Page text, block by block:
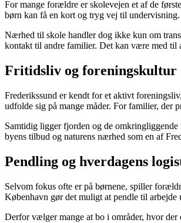
For mange forældre er skolevejen et af de
børn kan få en kort og tryg vej til
Nærhed til skole handler dog ikke kun om
kontakt til andre familier. Det kan være med til
Fritidsliv og foreningskultur
Frederikssund er kendt for et aktivt
udfolde sig på mange måder. For familier, der
Samtidig ligger fjorden og de
byens tilbud og naturens nærhed som en af
Pendling og hverdagens
Selvom fokus ofte er på børnene, spiller
København gør det muligt at pendle til
Derfor vælger mange at bo i områder, hvor